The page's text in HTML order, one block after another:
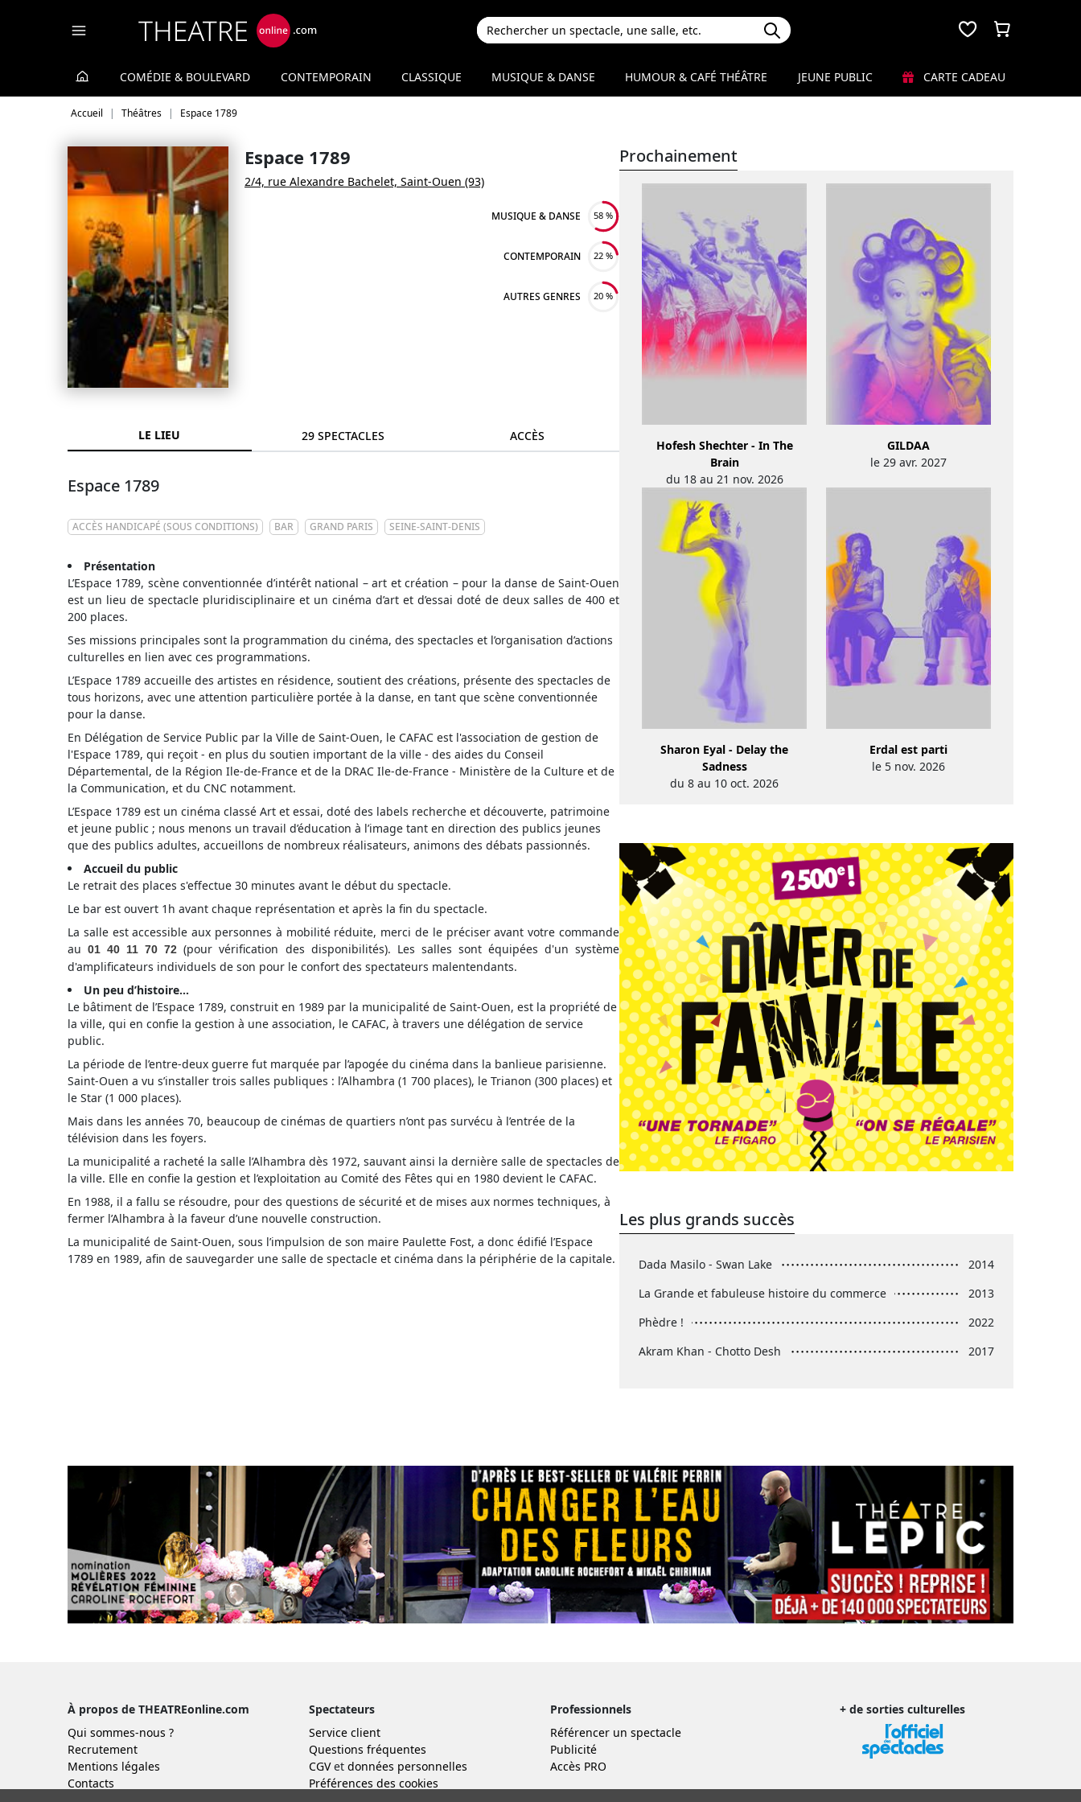
COMÉDIE & BOULEVARD CONTEMPORAIN CLASSIQUE MUSIQUE & DANSE HUMOUR & CAFÉ THÉÂTRE JEUNE PUBLIC CARTE CADEAU
Accueil Théâtres Espace 1789
Espace 1789
2/4, rue Alexandre Bachelet, Saint-Ouen (93)
MUSIQUE & DANSE 58 %
CONTEMPORAIN 22 %
AUTRES GENRES 20 %
LE LIEU 29 SPECTACLES ACCÈS
Espace 1789
ACCÈS HANDICAPÉ (SOUS CONDITIONS) BAR GRAND PARIS SEINE-SAINT-DENIS
Présentation
L’Espace 1789, scène conventionnée d’intérêt national – art et création – pour la danse de Saint-Ouen
est un lieu de spectacle pluridisciplinaire et un cinéma d’art et d’essai doté de deux salles de 400 et
200 places.
Ses missions principales sont la programmation du cinéma, des spectacles et l’organisation d’actions
culturelles en lien avec ces programmations.
L’Espace 1789 accueille des artistes en résidence, soutient des créations, présente des spectacles de
tous horizons, avec une attention particulière portée à la danse, en tant que scène conventionnée
pour la danse.
En Délégation de Service Public par la Ville de Saint-Ouen, le CAFAC est l'association de gestion de
l'Espace 1789, qui reçoit - en plus du soutien important de la ville - des aides du Conseil
Départemental, de la Région Ile-de-France et de la DRAC Ile-de-France - Ministère de la Culture et de
la Communication, et du CNC notamment.
L’Espace 1789 est un cinéma classé Art et essai, doté des labels recherche et découverte, patrimoine
et jeune public ; nous menons un travail d’éducation à l’image tant en direction des publics jeunes
que des publics adultes, accueillons de nombreux réalisateurs, animons des débats passionnés.
Accueil du public
Le retrait des places s'effectue 30 minutes avant le début du spectacle.
Le bar est ouvert 1h avant chaque représentation et après la fin du spectacle.
La salle est accessible aux personnes à mobilité réduite, merci de le préciser avant votre commande
au01 40 11 70 72 (pour vérification des disponibilités). Les salles sont équipées d'un système
d'amplificateurs individuels de son pour le confort des spectateurs malentendants.
Un peu d’histoire...
Le bâtiment de l’Espace 1789, construit en 1989 par la municipalité de Saint-Ouen, est la propriété de
la ville, qui en confie la gestion à une association, le CAFAC, à travers une délégation de service
public.
La période de l’entre-deux guerre fut marquée par l’apogée du cinéma dans la banlieue parisienne.
Saint-Ouen a vu s’installer trois salles publiques : l’Alhambra (1 700 places), le Trianon (300 places) et
le Star (1 000 places).
Mais dans les années 70, beaucoup de cinémas de quartiers n’ont pas survécu à l’entrée de la
télévision dans les foyers.
La municipalité a racheté la salle l’Alhambra dès 1972, sauvant ainsi la dernière salle de spectacles de
la ville. Elle en confie la gestion et l’exploitation au Comité des Fêtes qui en 1980 devient le CAFAC.
En 1988, il a fallu se résoudre, pour des questions de sécurité et de mises aux normes techniques, à
fermer l’Alhambra à la faveur d’une nouvelle construction.
La municipalité de Saint-Ouen, sous l’impulsion de son maire Paulette Fost, a donc édifié l’Espace
1789 en 1989, afin de sauvegarder une salle de spectacle et cinéma dans la périphérie de la capitale.
Prochainement
Hofesh Shechter - In The
Brain
du 18 au 21 nov. 2026
GILDAA
le 29 avr. 2027
Sharon Eyal - Delay the
Sadness
du 8 au 10 oct. 2026
Erdal est parti
le 5 nov. 2026
Les plus grands succès
Dada Masilo - Swan Lake
2014
La Grande et fabuleuse histoire du commerce
2013
Phèdre !
2022
Akram Khan - Chotto Desh
2017
À propos de THEATREonline.com
Qui sommes-nous ?
Recrutement
Mentions légales
Contacts
Spectateurs
Service client
Questions fréquentes
CGVet données personnelles
Préférences des cookies
Professionnels
Référencer un spectacle
Publicité
Accès PRO
+ de sorties culturelles